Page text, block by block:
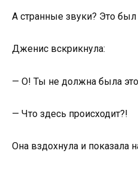
А странные звуки? Это
Дженис вскрикнула:
— О! Ты не должна была
— Что здесь происходит?!
Она вздохнула и показала